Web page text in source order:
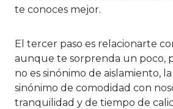
te conoces mejor.
El tercer paso es relacionarte
aunque te sorprenda un poco,
no es sinónimo de aislamiento,
sinónimo de comodidad con
tranquilidad y de tiempo de